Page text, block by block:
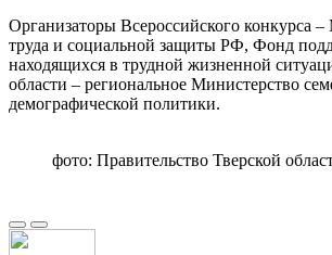
Организаторы Всероссийского конкурса
труда и социальной защиты РФ, Фонд
находящихся в трудной жизненной
области – региональное Министерство
демографической политики.
фото: Правительство Тверской